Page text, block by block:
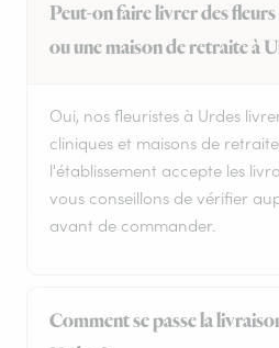
Peut-on faire livrer des
ou une maison de retraite à
Oui, nos fleuristes à Urdes
cliniques et maisons de
l'établissement accepte les
vous conseillons de vérifier
avant de commander.
Comment se passe la